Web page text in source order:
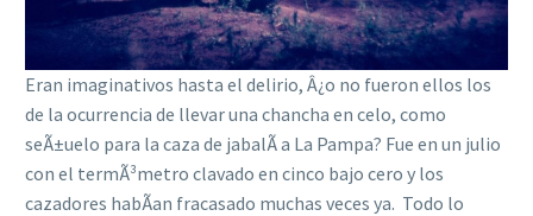
Eran imaginativos hasta el delirio, Â¿o no fueron ellos los
de la ocurrencia de llevar una chancha en celo, como
seÃ±uelo para la caza de jabalÃ­ a La Pampa? Fue en un julio
con el termÃ³metro clavado en cinco bajo cero y los
cazadores habÃ­an fracasado muchas veces ya. Todo lo